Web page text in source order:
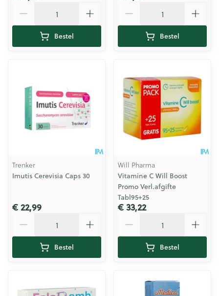
Bestel Bestel
Trenker
Imutis Cerevisia Caps 30
€ 22,99
Bestel
Will Pharma
Vitamine C Will Boost
Promo Verl.afgifte
Tabl95+25
€ 33,22
Bestel